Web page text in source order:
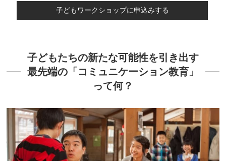
子どもたちの新たな可能性を引き出す
最先端の「コミュニケーション教育」
って何？